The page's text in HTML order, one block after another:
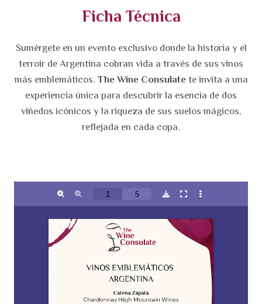
Ficha Técnica
Sumérgete en un evento exclusivo donde la historia y el
terroir de Argentina cobran vida a través de sus vinos
más emblemáticos. The Wine Consulatete invita a una
experiencia única para descubrir la esencia de dos
viñedos icónicos y la riqueza de sus suelos mágicos,
reflejada en cada copa.